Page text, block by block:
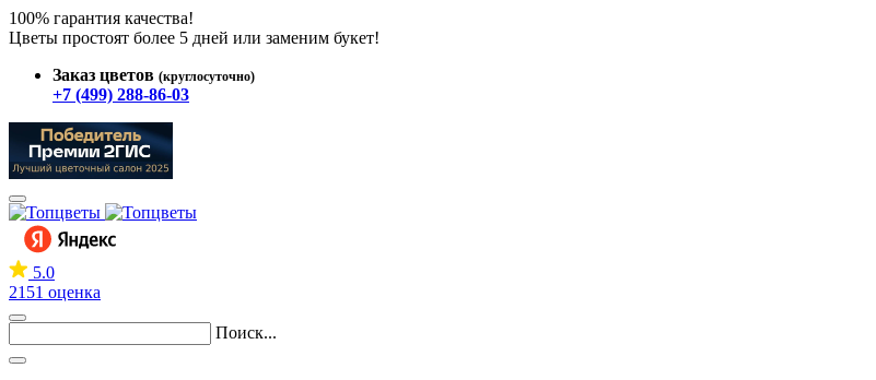
100% гарантия качества!
Цветы простоят более 5 дней или заменим букет!
Заказ цветов (круглосуточно)
+7 (499) 288-86-03
5.0
2151 оценка
Поиск...